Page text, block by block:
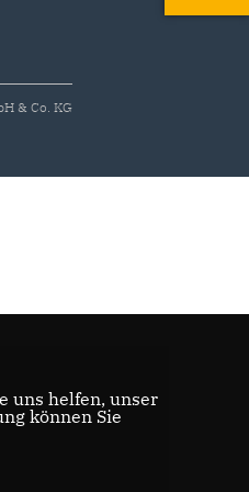
& Co. KG
uns helfen, unser
können Sie